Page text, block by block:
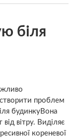
біля
проблем
будинкуВона
від вітру. Виділяє
кореневої